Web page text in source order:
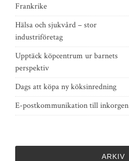
Frankrike
Hälsa och sjukvård – stor
industriföretag
Upptäck köpcentrum ur barnets
perspektiv
Dags att köpa ny köksinredning
E-postkommunikation till inkorgen
ARKIV